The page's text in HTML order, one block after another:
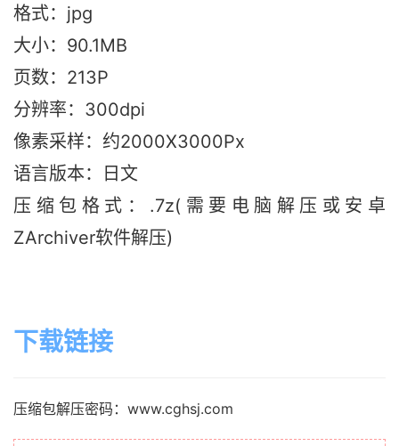
格式：jpg
大小：90.1MB
页数：213P
分辨率：300dpi
像素采样：约2000X3000Px
语言版本：日文
压缩包格式：.7z(需要电脑解压或安卓
ZArchiver软件解压)
下载链接
压缩包解压密码：www.cghsj.com